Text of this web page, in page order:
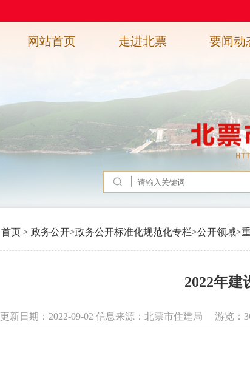
网站首页 走进北票 要闻动
首页 > 政务公开>政务公开标准化规范化专栏>公开领域>
2022年建
更新日期：2022-09-02 信息来源：北票市住建局 游览：